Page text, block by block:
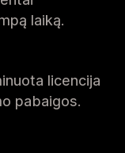
laiką.
licencija
pabaigos.